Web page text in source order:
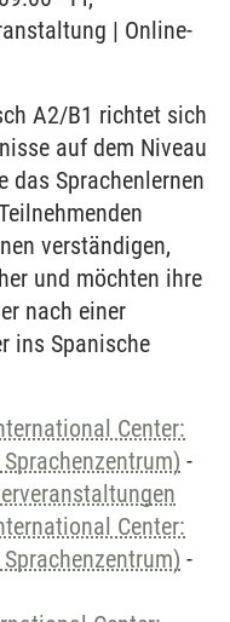
| Online-
A2/B1 richtet sich
auf dem Niveau
das Sprachenlernen
verständigen,
und möchten ihre
nach einer
ins Spanische
Center:
-
Center:
-